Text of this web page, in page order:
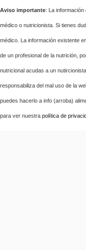
Aviso importante: La
médico o nutricionista. Si tienes
médico. La información existente
de un profesional de la nutrición,
nutricional acudas a un
responsabiliza del mal uso de la
puedes hacerlo a info (arroba)
para ver nuestra política de